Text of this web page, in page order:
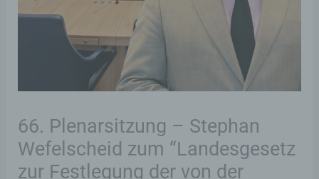
66. Plenarsitzung – Stephan
Wefelscheid zum “Landesgesetz
zur Festlegung der von der